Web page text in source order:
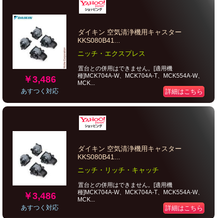
￥3,486
あすつく対応
ダイキン 空気清浄機用キャスター
KKS080B41...
ニッチ・エクスプレス
置台との併用はできません。[適用機
種]MCK704A-W、MCK704A-T、MCK554A-W、
MCK...
詳細はこちら
￥3,486
あすつく対応
ダイキン 空気清浄機用キャスター
KKS080B41...
ニッチ・リッチ・キャッチ
置台との併用はできません。[適用機
種]MCK704A-W、MCK704A-T、MCK554A-W、
MCK...
詳細はこちら